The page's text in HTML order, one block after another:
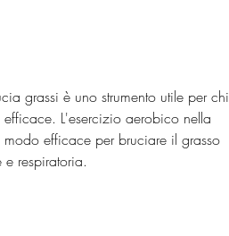
grassi è uno strumento utile per chi
L'esercizio aerobico nella
efficace per bruciare il grasso
respiratoria.